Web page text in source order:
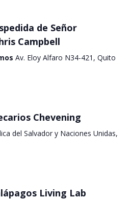
de Señor
Campbell
Av. Eloy Alfaro N34-421, Quito
Chevening
del Salvador y Naciones Unidas,
Living Lab